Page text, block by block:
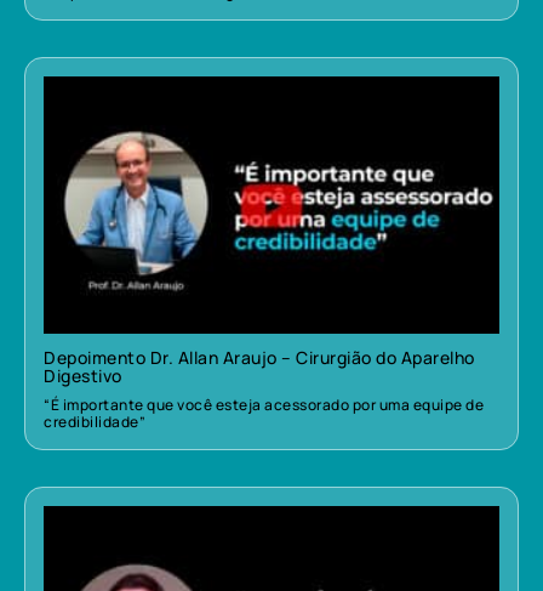
Depoimento Dr. Allan Araujo – Cirurgião do Aparelho
Digestivo
“É importante que você esteja acessorado por uma equipe de
credibilidade”